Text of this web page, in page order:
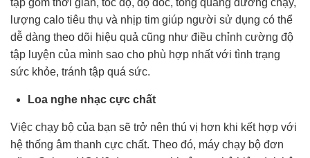
tập gồm thời gian, tốc độ, độ dốc, tổng quãng đường chạy,
lượng calo tiêu thụ và nhịp tim giúp người sử dụng có thể
dễ dàng theo dõi hiệu quả cũng như điều chỉnh cường độ
tập luyện của mình sao cho phù hợp nhất với tình trạng
sức khỏe, tránh tập quá sức.
Loa nghe nhạc cực chất
Việc chạy bộ của bạn sẽ trở nên thú vị hơn khi kết hợp với
hệ thống âm thanh cực chất. Theo đó, máy chạy bộ đơn